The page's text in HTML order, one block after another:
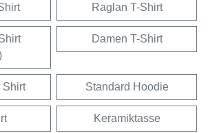
Raglan T-Shirt
Damen T-Shirt
Shirt Standard Hoodie
Keramiktasse